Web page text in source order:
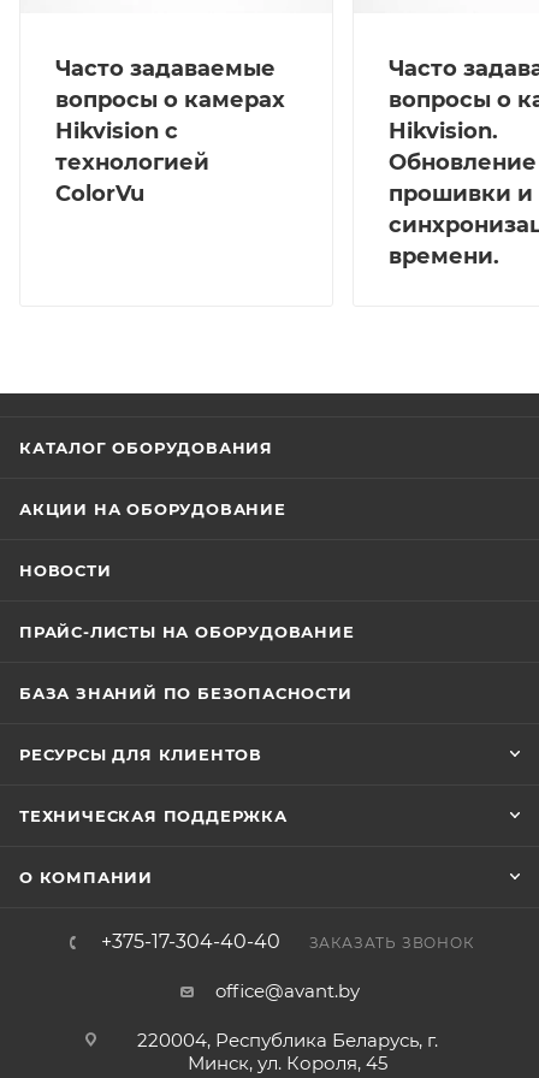
Часто задаваемые
вопросы о камерах
Hikvision с
технологией
ColorVu
Часто
вопросы о
Hikvision.
Обновление
прошивки и
времени.
КАТАЛОГ ОБОРУДОВАНИЯ
АКЦИИ НА ОБОРУДОВАНИЕ
НОВОСТИ
ПРАЙС-ЛИСТЫ НА ОБОРУДОВАНИЕ
БАЗА ЗНАНИЙ ПО БЕЗОПАСНОСТИ
РЕСУРСЫ ДЛЯ КЛИЕНТОВ
ТЕХНИЧЕСКАЯ ПОДДЕРЖКА
О КОМПАНИИ
+375-17-304-40-40 ЗАКАЗАТЬ ЗВОНОК
office@avant.by
220004, Республика Беларусь, г.
Минск, ул. Короля, 45